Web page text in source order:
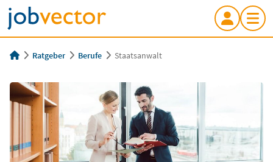
Ratgeber Berufe Staatsanwalt